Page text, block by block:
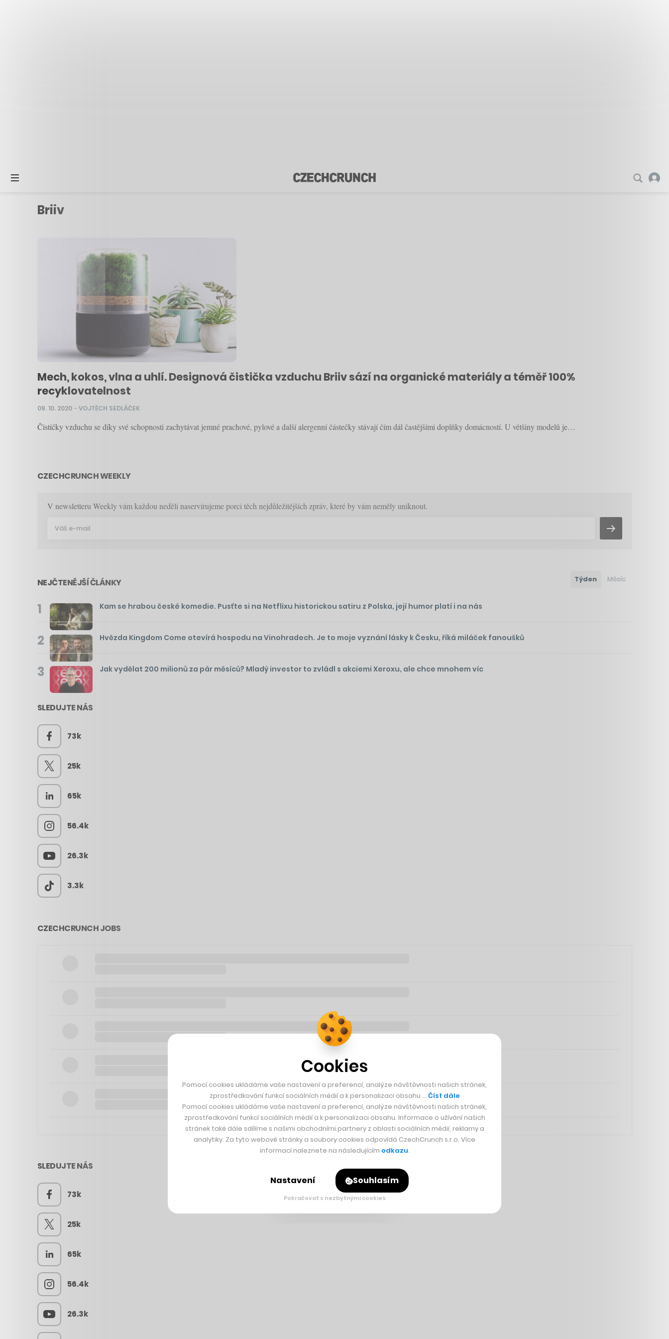
Briiv
Mech, kokos, vlna a uhlí. Designová čistička vzduchu Briiv sází na organické materiály a téměř 100%
recyklovatelnost
09. 10. 2020–VOJTĚCH SEDLÁČEK
Čističky vzduchu se díky své schopnosti zachytávat jemné prachové, pylové a další alergenní částečky stávají čím dál častějšími doplňky domácností. U většiny modelů je…
CZECHCRUNCH WEEKLY
V newsletteru Weekly vám každou neděli naservírujeme porci těch nejdůležitějších zpráv, které by vám neměly uniknout.
NEJČTENĚJŠÍ ČLÁNKY Týden Měsíc
1 Kam se hrabou české komedie. Pusťte si na Netflixu historickou satiru z Polska, její humor platí i na nás
2 Hvězda Kingdom Come otevírá hospodu na Vinohradech. Je to moje vyznání lásky k Česku, říká miláček fanoušků
3 Jak vydělat 200 milionů za pár měsíců? Mladý investor to zvládl s akciemi Xeroxu, ale chce mnohem víc
SLEDUJTE NÁS
73k
25k
65k
56.4k
26.3k
3.3k
CZECHCRUNCH JOBS
SLEDUJTE NÁS
73k
25k
65k
56.4k
26.3k
Cookies
Pomocí cookies ukládáme vaše nastavení a preferencí, analýze návštěvnosti našich stránek,
zprostředkování funkcí sociálních médií a k personalizaci obsahu … Číst dále
Pomocí cookies ukládáme vaše nastavení a preferencí, analýze návštěvnosti našich stránek,
zprostředkování funkcí sociálních médií a k personalizaci obsahu. Informace o užívání našich
stránek také dále sdílíme s našimi obchodními partnery z oblasti sociálních médií, reklamy a
analytiky. Za tyto webové stránky a soubory cookies odpovídá CzechCrunch s.r.o. Více
informací naleznete na následujícím odkazu.
Nastavení Souhlasím
Pokračovat s nezbytnými cookies